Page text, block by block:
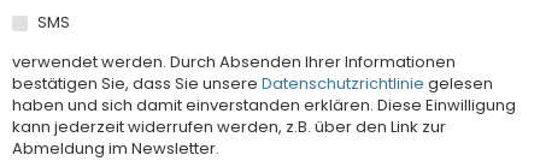
SMS
verwendet werden. Durch Absenden Ihrer Informationen
bestätigen Sie, dass Sie unsere Datenschutzrichtlinie gelesen
haben und sich damit einverstanden erklären. Diese Einwilligung
kann jederzeit widerrufen werden, z.B. über den Link zur
Abmeldung im Newsletter.